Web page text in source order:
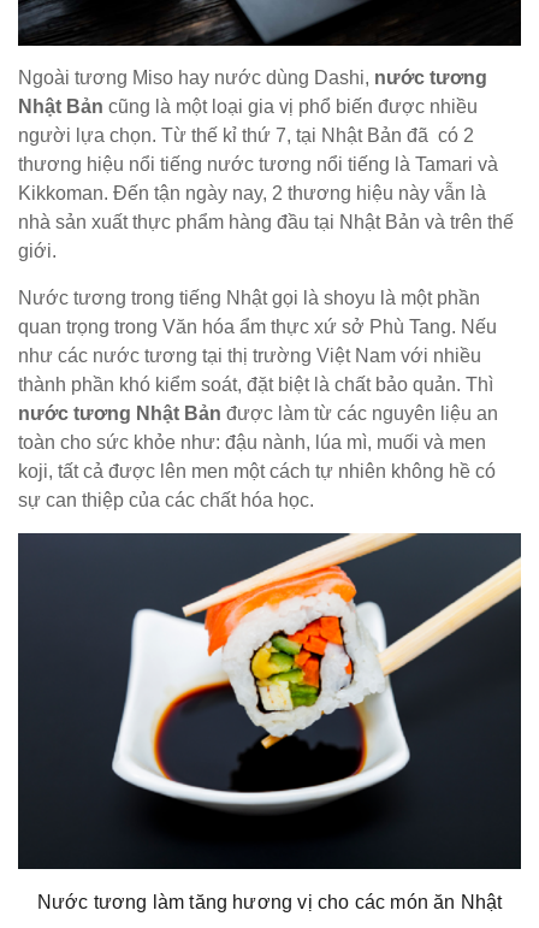
Ngoài tương Miso hay nước dùng Dashi, nước tương
Nhật Bản cũng là một loại gia vị phổ biến được nhiều
người lựa chọn. Từ thế kỉ thứ 7, tại Nhật Bản đã có 2
thương hiệu nổi tiếng nước tương nổi tiếng là Tamari và
Kikkoman. Đến tận ngày nay, 2 thương hiệu này vẫn là
nhà sản xuất thực phẩm hàng đầu tại Nhật Bản và trên thế
giới.
Nước tương trong tiếng Nhật gọi là shoyu là một phần
quan trọng trong Văn hóa ẩm thực xứ sở Phù Tang. Nếu
như các nước tương tại thị trường Việt Nam với nhiều
thành phần khó kiểm soát, đặt biệt là chất bảo quản. Thì
nước tương Nhật Bản được làm từ các nguyên liệu an
toàn cho sức khỏe như: đậu nành, lúa mì, muối và men
koji, tất cả được lên men một cách tự nhiên không hề có
sự can thiệp của các chất hóa học.
Nước tương làm tăng hương vị cho các món ăn Nhật